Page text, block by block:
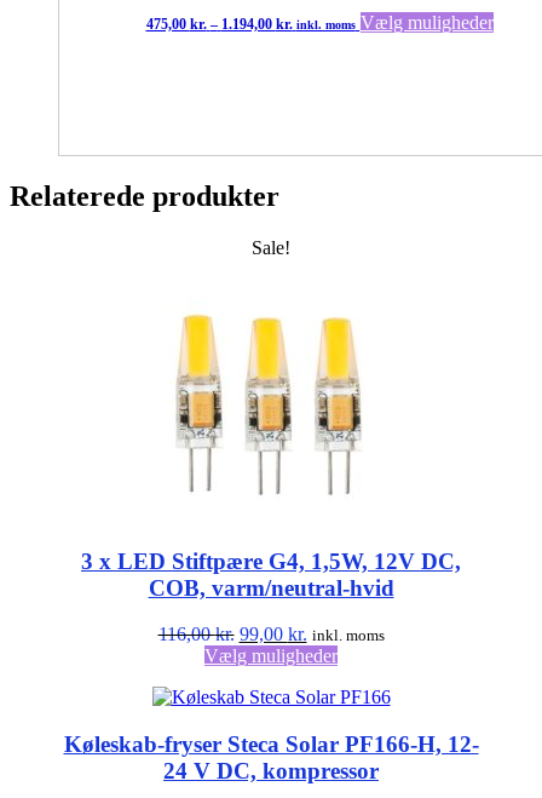
475,00 kr. – 1.194,00 kr. Prisinterval:
475,00 kr.
inkl. moms Vælg mulighederDette
kan
Relaterede produkter
Sale!
3 x LED Stiftpære G4, 1,5W, 12V DC,
COB, varm/neutral-hvid
116,00kr. Den
oprindelige
var:
99,00 kr. Den
aktuelle
er:
inkl. moms
Vælg mulighederDette
har
varianter.
Mulighederne
kan
Køleskab-fryser Steca Solar PF166-H, 12-
24 V DC, kompressor